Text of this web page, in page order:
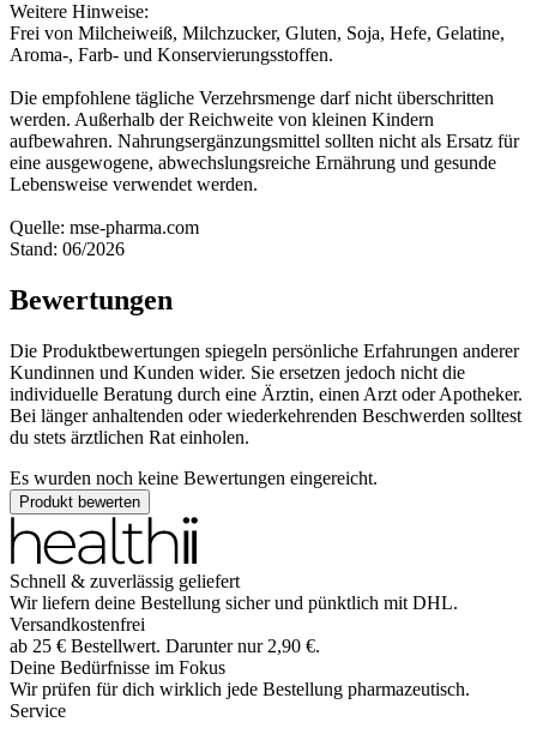
Weitere Hinweise:
Frei von Milcheiweiß, Milchzucker, Gluten, Soja, Hefe, Gelatine,
Aroma-, Farb- und Konservierungsstoffen.
Die empfohlene tägliche Verzehrsmenge darf nicht überschritten
werden. Außerhalb der Reichweite von kleinen Kindern
aufbewahren. Nahrungsergänzungsmittel sollten nicht als Ersatz für
eine ausgewogene, abwechslungsreiche Ernährung und gesunde
Lebensweise verwendet werden.
Quelle: mse-pharma.com
Stand: 06/2026
Bewertungen
Die Produktbewertungen spiegeln persönliche Erfahrungen anderer
Kundinnen und Kunden wider. Sie ersetzen jedoch nicht die
individuelle Beratung durch eine Ärztin, einen Arzt oder Apotheker.
Bei länger anhaltenden oder wiederkehrenden Beschwerden solltest
du stets ärztlichen Rat einholen.
Es wurden noch keine Bewertungen eingereicht.
Produkt bewerten
Schnell & zuverlässig geliefert
Wir liefern deine Bestellung sicher und pünktlich mit DHL.
Versandkostenfrei
ab 25 € Bestellwert. Darunter nur 2,90 €.
Deine Bedürfnisse im Fokus
Wir prüfen für dich wirklich jede Bestellung pharmazeutisch.
Service